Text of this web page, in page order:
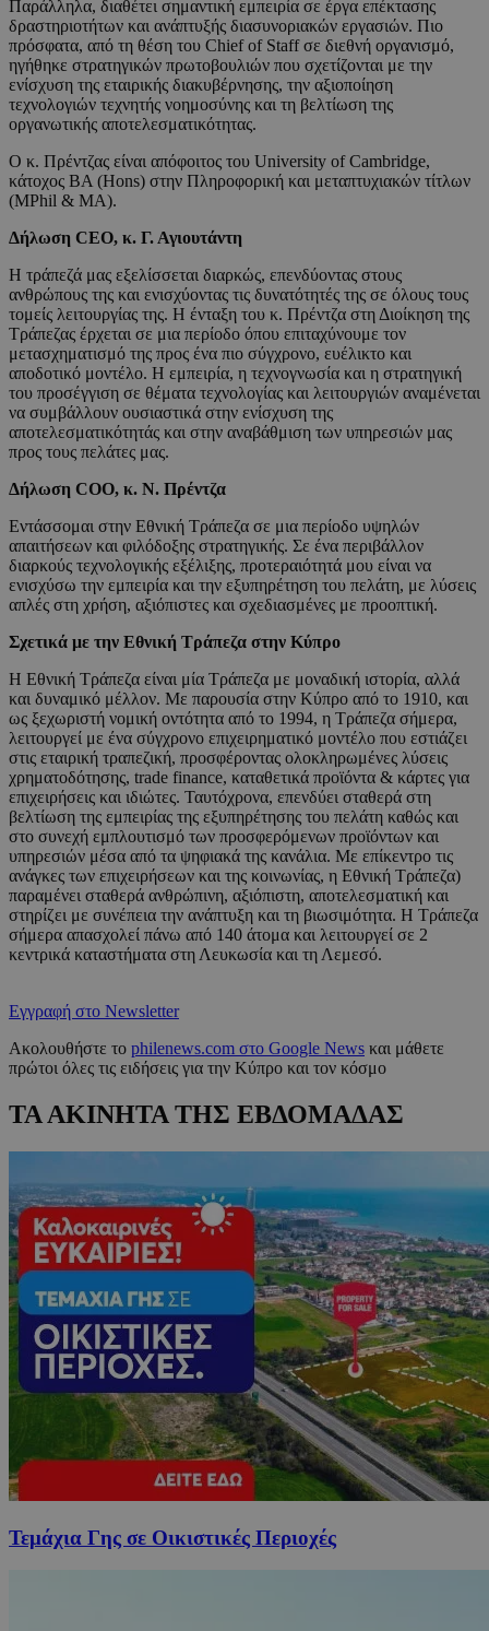
Παράλληλα, διαθέτει σημαντική εμπειρία σε έργα επέκτασης
δραστηριοτήτων και ανάπτυξής διασυνοριακών εργασιών. Πιο
πρόσφατα, από τη θέση του Chief of Staff σε διεθνή οργανισμό,
ηγήθηκε στρατηγικών πρωτοβουλιών που σχετίζονται με την
ενίσχυση της εταιρικής διακυβέρνησης, την αξιοποίηση
τεχνολογιών τεχνητής νοημοσύνης και τη βελτίωση της
οργανωτικής αποτελεσματικότητας.
Ο κ. Πρέντζας είναι απόφοιτος του University of Cambridge,
κάτοχος BA (Hons) στην Πληροφορική και μεταπτυχιακών τίτλων
(MPhil & MA).
Δήλωση CEO, κ. Γ. Αγιουτάντη
Η τράπεζά μας εξελίσσεται διαρκώς, επενδύοντας στους
ανθρώπους της και ενισχύοντας τις δυνατότητές της σε όλους τους
τομείς λειτουργίας της. Η ένταξη του κ. Πρέντζα στη Διοίκηση της
Τράπεζας έρχεται σε μια περίοδο όπου επιταχύνουμε τον
μετασχηματισμό της προς ένα πιο σύγχρονο, ευέλικτο και
αποδοτικό μοντέλο. Η εμπειρία, η τεχνογνωσία και η στρατηγική
του προσέγγιση σε θέματα τεχνολογίας και λειτουργιών αναμένεται
να συμβάλλουν ουσιαστικά στην ενίσχυση της
αποτελεσματικότητάς και στην αναβάθμιση των υπηρεσιών μας
προς τους πελάτες μας.
Δήλωση COO, κ. Ν. Πρέντζα
Εντάσσομαι στην Εθνική Τράπεζα σε μια περίοδο υψηλών
απαιτήσεων και φιλόδοξης στρατηγικής. Σε ένα περιβάλλον
διαρκούς τεχνολογικής εξέλιξης, προτεραιότητά μου είναι να
ενισχύσω την εμπειρία και την εξυπηρέτηση του πελάτη, με λύσεις
απλές στη χρήση, αξιόπιστες και σχεδιασμένες με προοπτική.
Σχετικά με την Εθνική Τράπεζα στην Κύπρο
Η Εθνική Τράπεζα είναι μία Τράπεζα με μοναδική ιστορία, αλλά
και δυναμικό μέλλον. Με παρουσία στην Κύπρο από το 1910, και
ως ξεχωριστή νομική οντότητα από το 1994, η Τράπεζα σήμερα,
λειτουργεί με ένα σύγχρονο επιχειρηματικό μοντέλο που εστιάζει
στις εταιρική τραπεζική, προσφέροντας ολοκληρωμένες λύσεις
χρηματοδότησης, trade finance, καταθετικά προϊόντα & κάρτες για
επιχειρήσεις και ιδιώτες. Ταυτόχρονα, επενδύει σταθερά στη
βελτίωση της εμπειρίας της εξυπηρέτησης του πελάτη καθώς και
στο συνεχή εμπλουτισμό των προσφερόμενων προϊόντων και
υπηρεσιών μέσα από τα ψηφιακά της κανάλια. Με επίκεντρο τις
ανάγκες των επιχειρήσεων και της κοινωνίας, η Εθνική Τράπεζα)
παραμένει σταθερά ανθρώπινη, αξιόπιστη, αποτελεσματική και
στηρίζει με συνέπεια την ανάπτυξη και τη βιωσιμότητα. Η Τράπεζα
σήμερα απασχολεί πάνω από 140 άτομα και λειτουργεί σε 2
κεντρικά καταστήματα στη Λευκωσία και τη Λεμεσό.
Εγγραφή στο Newsletter
Ακολουθήστε το philenews.com στο Google News και μάθετε
πρώτοι όλες τις ειδήσεις για την Κύπρο και τον κόσμο
ΤΑ ΑΚΙΝΗΤΑ ΤΗΣ ΕΒΔΟΜΑΔΑΣ
Τεμάχια Γης σε Οικιστικές Περιοχές